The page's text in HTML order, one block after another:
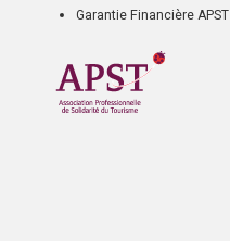
Garantie Financière APST